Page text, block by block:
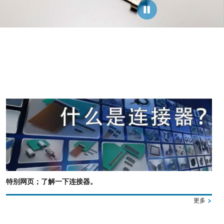
特别网页；了解一下连接器。
更多